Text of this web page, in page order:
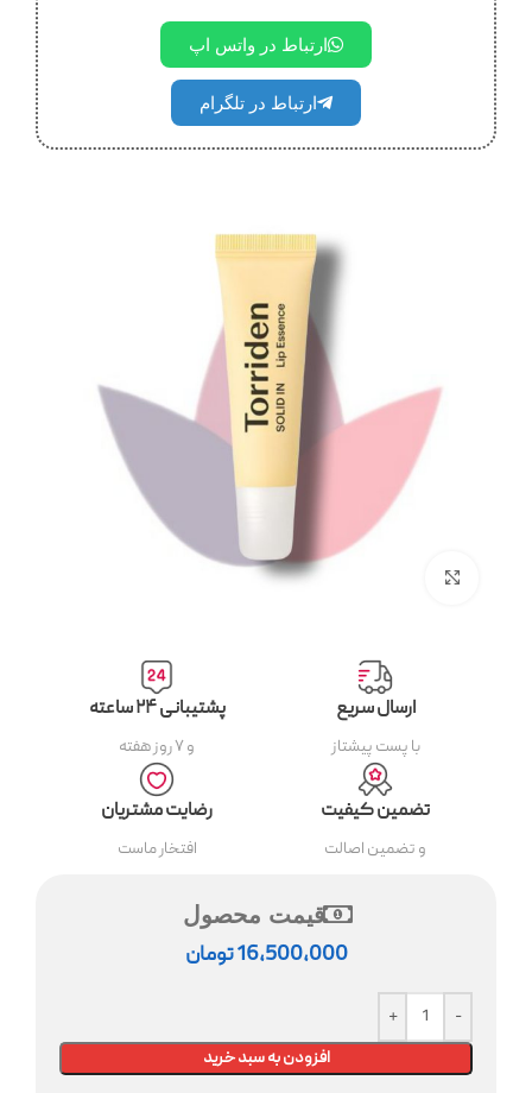
ارتباط در واتس اپ
ارتباط در تلگرام
ارسال سریع
با پست پیشتاز
پشتیبانی ۲۴ ساعته
و ۷ روز هفته
تضمین کیفیت
و تضمین اصالت
رضایت مشتریان
افتخار ماست
قیمت محصول
16,500,000تومان
افزودن به سبد خرید